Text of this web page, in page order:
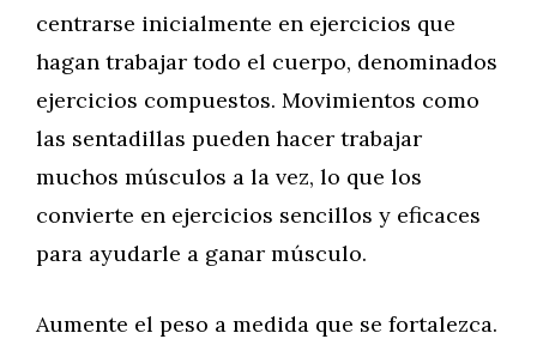
centrarse inicialmente en ejercicios que
hagan trabajar todo el cuerpo, denominados
ejercicios compuestos. Movimientos como
las sentadillas pueden hacer trabajar
muchos músculos a la vez, lo que los
convierte en ejercicios sencillos y eficaces
para ayudarle a ganar músculo.
Aumente el peso a medida que se fortalezca.